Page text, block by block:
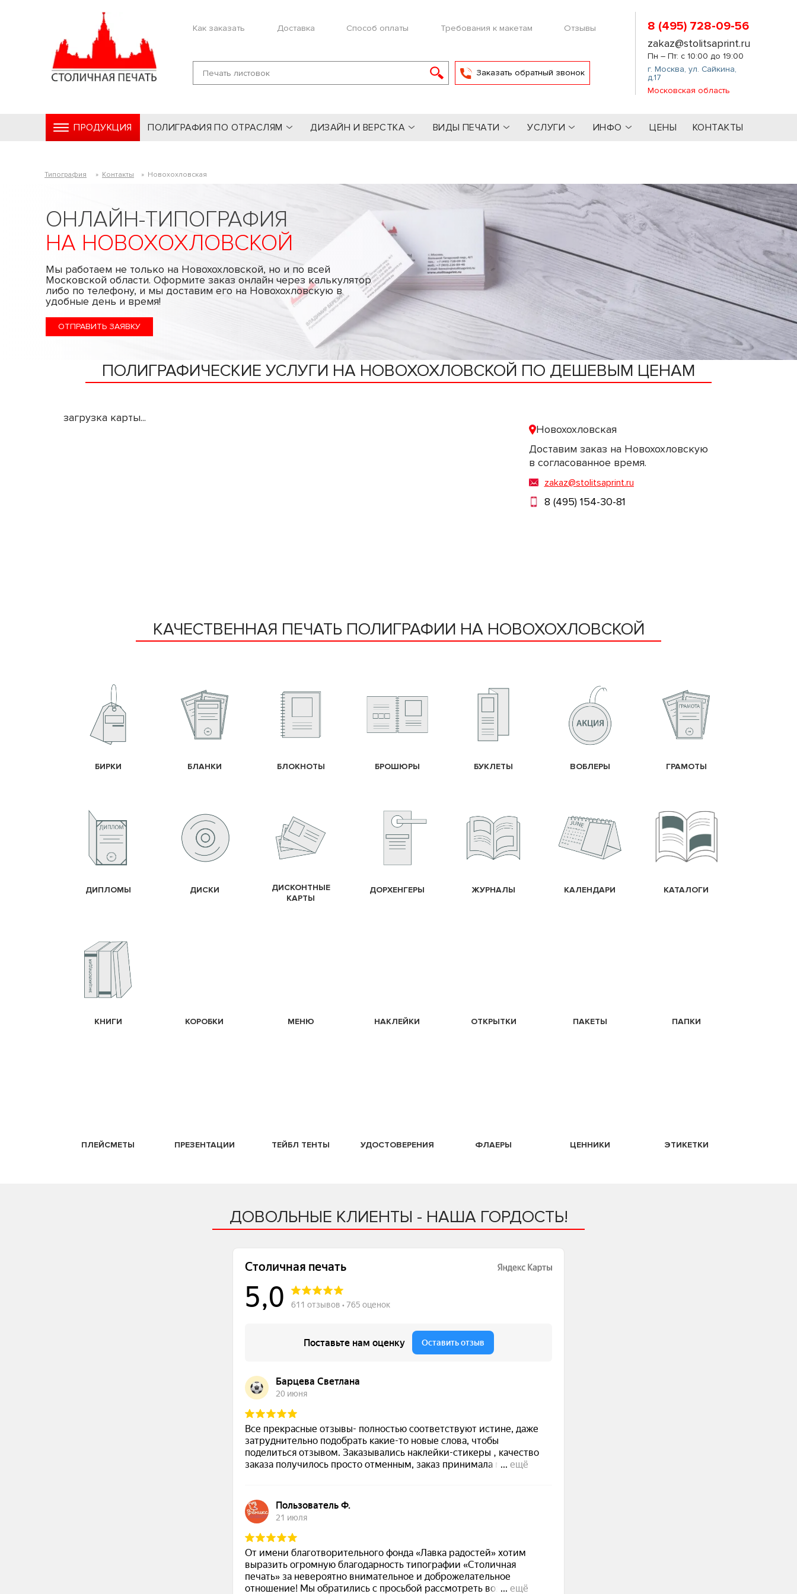
Как заказать Доставка Способ оплаты Требования к макетам Отзывы
Заказать обратный звонок
8 (495) 728-09-56
zakaz@stolitsaprint.ru
Пн – Пт: с 10:00 до 19:00
г. Москва,ул. Сайкина,
д.17
Московская область
ПРОДУКЦИЯ ПОЛИГРАФИЯ ПО ОТРАСЛЯМ ДИЗАЙН И ВЕРСТКА ВИДЫ ПЕЧАТИ УСЛУГИ ИНФО ЦЕНЫ КОНТАКТЫ
Типография » Контакты » Новохохловская
ОНЛАЙН-ТИПОГРАФИЯ
НА НОВОХОХЛОВСКОЙ
Мы работаем не только на Новохохловской, но и по всей
Московской области. Оформите заказ онлайн через калькулятор
либо по телефону, и мы доставим его на Новохохловскую в
удобные день и время!
ОТПРАВИТЬ ЗАЯВКУ
ПОЛИГРАФИЧЕСКИЕ УСЛУГИ НА НОВОХОХЛОВСКОЙ ПО ДЕШЕВЫМ ЦЕНАМ
загрузка карты...
Новохохловская
Доставим заказ на Новохохловскую
в согласованное время.
zakaz@stolitsaprint.ru
8 (495) 154-30-81
КАЧЕСТВЕННАЯ ПЕЧАТЬ ПОЛИГРАФИИ НА НОВОХОХЛОВСКОЙ
БИРКИ БЛАНКИ БЛОКНОТЫ БРОШЮРЫ БУКЛЕТЫ ВОБЛЕРЫ ГРАМОТЫ
ДИПЛОМЫ ДИСКИ
ДИСКОНТНЫЕ
КАРТЫ
ДОРХЕНГЕРЫ ЖУРНАЛЫ КАЛЕНДАРИ КАТАЛОГИ
КНИГИ КОРОБКИ МЕНЮ НАКЛЕЙКИ ОТКРЫТКИ ПАКЕТЫ ПАПКИ
ПЛЕЙСМЕТЫ ПРЕЗЕНТАЦИИ ТЕЙБЛ ТЕНТЫ УДОСТОВЕРЕНИЯ ФЛАЕРЫ ЦЕННИКИ ЭТИКЕТКИ
ДОВОЛЬНЫЕ КЛИЕНТЫ - НАША ГОРДОСТЬ!